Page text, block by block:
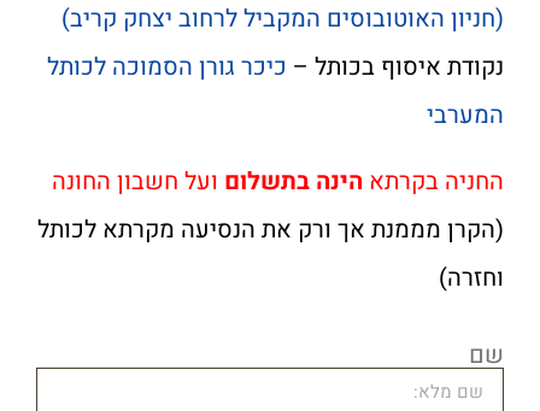
(חניון האוטובוסים המקביל לרחוב יצחק קריב)
נקודת איסוף בכותל – כיכר גורן הסמוכה לכותל
המערבי
החניה בקרתא הינה בתשלום ועל חשבון החונה
(הקרן מממנת אך ורק את הנסיעה מקרתא לכותל
וחזרה)
שם